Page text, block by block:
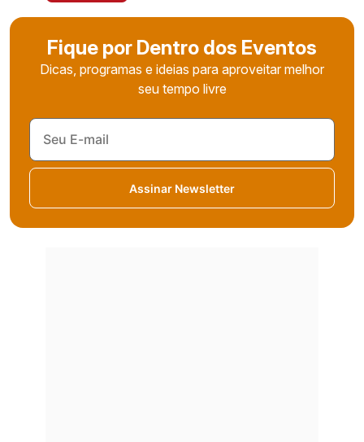
Fique por Dentro dos Eventos
Dicas, programas e ideias para aproveitar melhor
seu tempo livre
Assinar Newsletter